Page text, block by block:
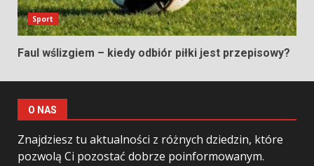
Sport
Faul wślizgiem – kiedy odbiór piłki jest przepisowy?
O NAS
Znajdziesz tu aktualności z różnych dziedzin, które
pozwolą Ci pozostać dobrze poinformowanym.